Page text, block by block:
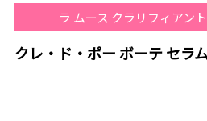
ラ ムース クラリフィアン
クレ・ド・ポー ボーテ セラ